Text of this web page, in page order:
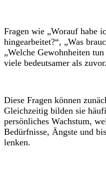
Fragen wie „Worauf habe
hingearbeitet?“, „Was
„Welche Gewohnheiten
viele bedeutsamer als zuvor.
Diese Fragen können
Gleichzeitig bilden sie
persönliches Wachstum,
Bedürfnisse, Ängste und
lenken.